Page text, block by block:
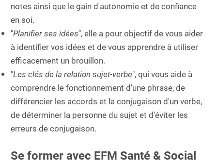
notes ainsi que le gain d'autonomie et de confiance
en soi.
"Planifier ses idées", elle a pour objectif de vous aider
à identifier vos idées et de vous apprendre à utiliser
efficacement un brouillon.
"Les clés de la relation sujet-verbe", qui vous aide à
comprendre le fonctionnement d'une phrase, de
différencier les accords et la conjugaison d'un verbe,
de déterminer la personne du sujet et d'éviter les
erreurs de conjugaison.
Se former avec EFM Santé & Social